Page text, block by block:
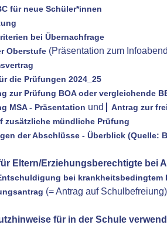
für neue Schüler*innen
bei Übernachfrage
Oberstufe (Präsentation zum
die Prüfungen 2024_25
zur Prüfung BOA oder vergleichende
MSA - Präsentation und Antrag zur
zusätzliche mündliche Prüfung
der Abschlüsse - Überblick (Quelle:
Eltern/Erziehungsberechtigte bei
bei krankheitsbedingtem
(= Antrag auf Schulbefreiung)
für in der Schule